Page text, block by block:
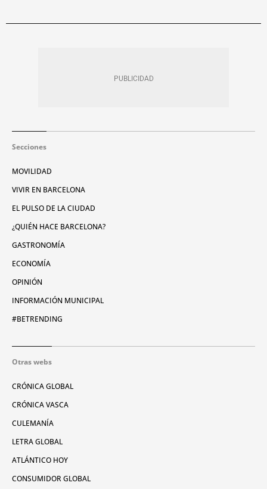
Secciones
MOVILIDAD
VIVIR EN BARCELONA
EL PULSO DE LA CIUDAD
¿QUIÉN HACE BARCELONA?
GASTRONOMÍA
ECONOMÍA
OPINIÓN
INFORMACIÓN MUNICIPAL
#BETRENDING
Otras webs
CRÓNICA GLOBAL
CRÓNICA VASCA
CULEMANÍA
LETRA GLOBAL
ATLÁNTICO HOY
CONSUMIDOR GLOBAL